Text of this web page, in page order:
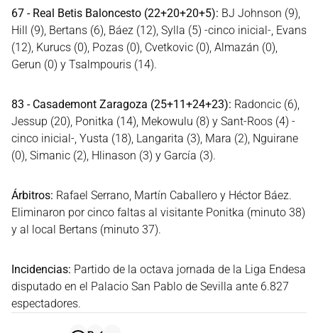
67 - Real Betis Baloncesto (22+20+20+5): BJ Johnson (9),
Hill (9), Bertans (6), Báez (12), Sylla (5) -cinco inicial-, Evans
(12), Kurucs (0), Pozas (0), Cvetkovic (0), Almazán (0),
Gerun (0) y Tsalmpouris (14).
83 - Casademont Zaragoza (25+11+24+23): Radoncic (6),
Jessup (20), Ponitka (14), Mekowulu (8) y Sant-Roos (4) -
cinco inicial-, Yusta (18), Langarita (3), Mara (2), Nguirane
(0), Simanic (2), Hlinason (3) y García (3).
Árbitros: Rafael Serrano, Martín Caballero y Héctor Báez.
Eliminaron por cinco faltas al visitante Ponitka (minuto 38)
y al local Bertans (minuto 37).
Incidencias: Partido de la octava jornada de la Liga Endesa
disputado en el Palacio San Pablo de Sevilla ante 6.827
espectadores.